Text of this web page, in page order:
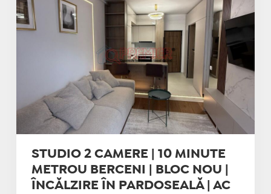
STUDIO 2 CAMERE | 10 MINUTE
METROU BERCENI | BLOC NOU |
ÎNCĂLZIRE ÎN PARDOSEALĂ | AC